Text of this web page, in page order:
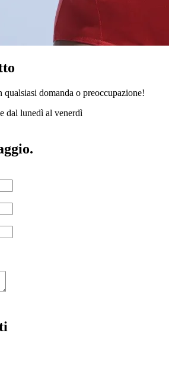
qualsiasi domanda o preoccupazione!
dal lunedì al venerdì